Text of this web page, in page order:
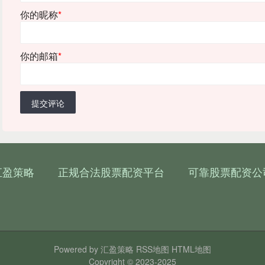
你的昵称*
你的邮箱*
提交评论
策略 正规合法股票配资平台 可靠股票配资
Powered by 汇盈策略 RSS地图 HTML地图
Copyright © 2023-2025